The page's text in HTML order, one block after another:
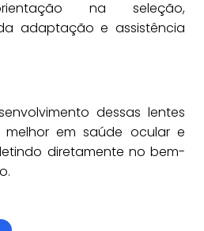
na seleção,
adaptação e assistência
dessas lentes
em saúde ocular e
diretamente no bem-